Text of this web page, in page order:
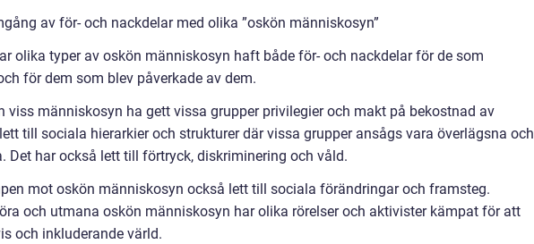
av för- och nackdelar med olika ”oskön människosyn”
olika typer av oskön människosyn haft både för- och nackdelar för de som
för dem som blev påverkade av dem.
viss människosyn ha gett vissa grupper privilegier och makt på bekostnad av
till sociala hierarkier och strukturer där vissa grupper ansågs vara överlägsna och
Det har också lett till förtryck, diskriminering och våld.
mot oskön människosyn också lett till sociala förändringar och framsteg.
och utmana oskön människosyn har olika rörelser och aktivister kämpat för att
och inkluderande värld.